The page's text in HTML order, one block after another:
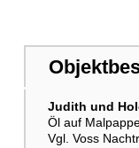
Judith und
Öl auf
Vgl. Voss